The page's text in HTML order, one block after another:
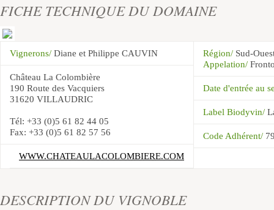
FICHE TECHNIQUE DU DOMAINE
Vignerons/ Diane et Philippe CAUVIN
Château La Colombière
190 Route des Vacquiers
31620 VILLAUDRIC
Tél: +33 (0)5 61 82 44 05
Fax: +33 (0)5 61 82 57 56
WWW.CHATEAULACOLOMBIERE.COM
Région/ Sud-
Appelation/
Date d'entrée au
Label Biodyvin/
Code Adhérent/
DESCRIPTION DU VIGNOBLE